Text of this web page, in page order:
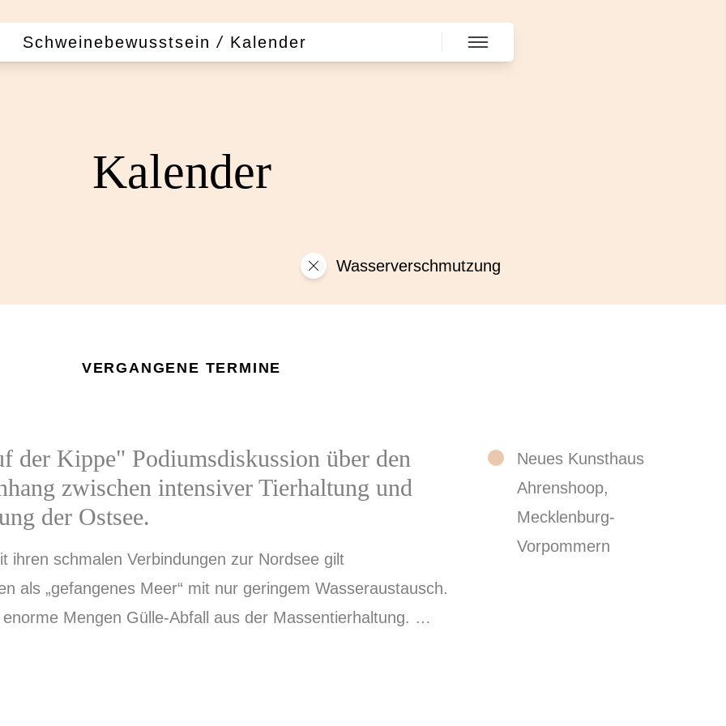
Schweinebewusstsein / Kalender
Kalender
Wasserverschmutzung
VERGANGENE TERMINE
der Kippe" Podiumsdiskussion über den
zwischen intensiver Tierhaltung und
der Ostsee.
ihren schmalen Verbindungen zur Nordsee gilt
als „gefangenes Meer“ mit nur geringem Wasseraustausch.
Mengen Gülle-Abfall aus der Massentierhaltung. …
Neues Kunsthaus
Ahrenshoop,
Mecklenburg-
Vorpommern